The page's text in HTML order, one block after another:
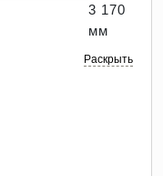
3 170
мм
Раскрыть